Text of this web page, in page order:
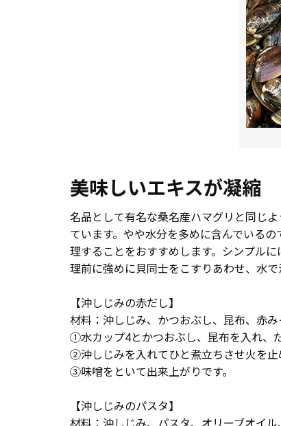
美味しいエキスが凝縮
名品として有名な桑名産ハマグリと同じ
ています。やや水分を多めに含んでいる
理することをおすすめします。シンプル
理前に強めに貝同士をこすりあわせ、水で
【沖しじみの赤だし】
材料：沖しじみ、かつおぶし、昆布、赤み
①水カップ4とかつおぶし、昆布を入れ、
②沖しじみを入れてひと煮立ちさせ火を止
③味噌をといて出来上がりです。
【沖しじみのパスタ】